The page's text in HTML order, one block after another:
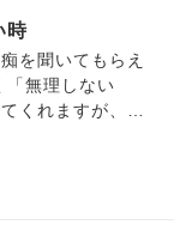
も周りの方か
さきほど訪問看
間と思われる
い、 「仲間に
いだけのただ
セージで遊び
えるね」と毎回
くネットなど
よね…と見るこ
ないかと、な
時
を聞いてもらえ
「無理しない
くれますが、そ
し始めると、別
ないのに「フユ